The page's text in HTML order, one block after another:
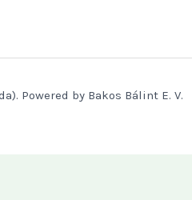
Powered by Bakos Bálint E. V.